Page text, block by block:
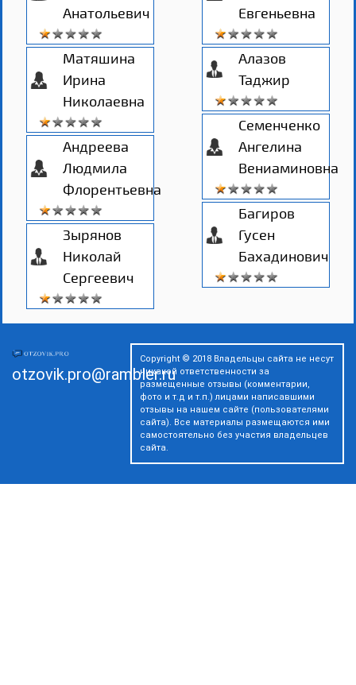
Анатольевич
Матяшина
Ирина
Николаевна
Андреева
Людмила
Флорентьевна
Зырянов
Николай
Сергеевич
Евгеньевна
Алазов
Таджир
Семенченко
Ангелина
Вениаминовна
Багиров
Гусен
Бахадинович
otzovik.pro@rambler.ru
Copyright © 2018 Владельцы сайта не несут
никакой ответственности за
размещенные отзывы (комментарии,
фото и т.д и т.п.) лицами написавшими
отзывы на нашем сайте (пользователями
сайта). Все материалы размещаются ими
самостоятельно без участия владельцев
сайта.